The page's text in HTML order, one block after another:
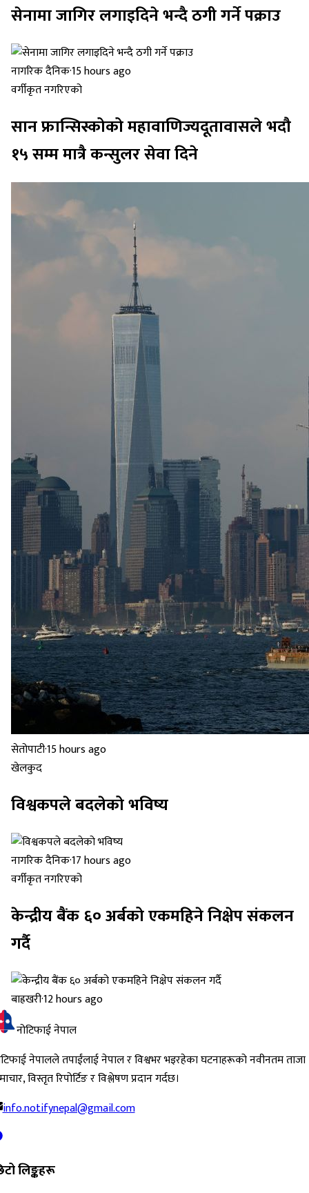
सेनामा जागिर लगाइदिने भन्दै ठगी गर्ने पक्राउ
नागरिक दैनिक·15 hours ago
वर्गीकृत नगरिएको
सान फ्रान्सिस्कोको महावाणिज्यदूतावासले भदौ
१५ सम्म मात्रै कन्सुलर सेवा दिने
सेतोपाटी·15 hours ago
खेलकुद
विश्वकपले बदलेको भविष्य
नागरिक दैनिक·17 hours ago
वर्गीकृत नगरिएको
केन्द्रीय बैंक ६० अर्बको एकमहिने निक्षेप संकलन
गर्दै
बाह्रखरी·12 hours ago
नोटिफाई नेपाल
नेपालले तपाईंलाई नेपाल र विश्वभर भइरहेका घटनाहरूको नवीनतम ताजा
विस्तृत रिपोर्टिङ र विश्लेषण प्रदान गर्दछ।
info.notifynepal@gmail.com
लिङ्कहरू